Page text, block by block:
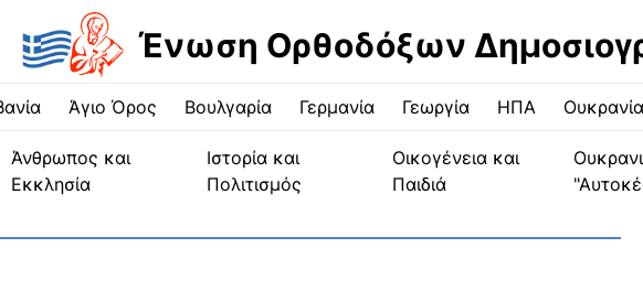
Ένωση Ορθοδόξων
Άγιο Όρος Βουλγαρία Γερμανία Γεωργία ΗΠΑ Ουκρανία
Άνθρωπος και
Εκκλησία
Ιστορία και
Πολιτισμός
Οικογένεια και
Παιδιά